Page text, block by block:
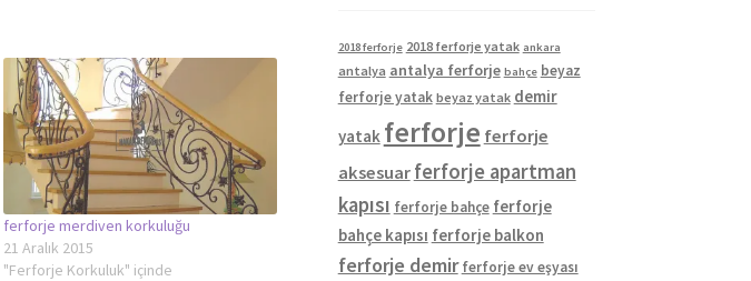
ferforje merdiven korkuluğu
21 Aralık 2015
"Ferforje Korkuluk" içinde
2018 ferforje 2018 ferforje yatak ankara
antalya antalya ferforje bahçe beyaz
ferforje yatak beyaz yatak demir
yatak ferforje ferforje
aksesuar ferforje apartman
kapısı ferforje bahçe ferforje
bahçe kapısı ferforje balkon
ferforje demir ferforje ev eşyası